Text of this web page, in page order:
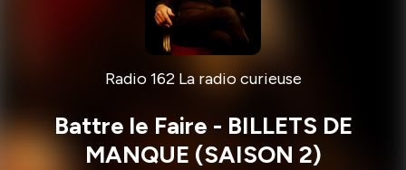
Radio 162 La radio curieuse
Battre le Faire - BILLETS DE
MANQUE (SAISON 2)